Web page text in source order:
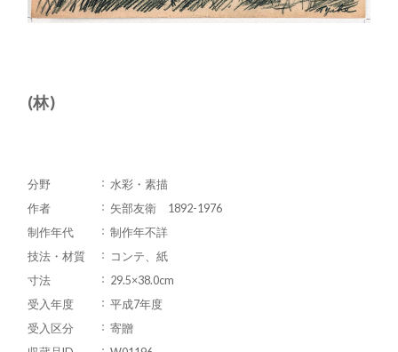
(林)
分野
水彩・素描
作者
矢部友衛 1892-1976
制作年代
制作年不詳
技法・材質
コンテ、紙
寸法
29.5×38.0cm
受入年度
平成7年度
受入区分
寄贈